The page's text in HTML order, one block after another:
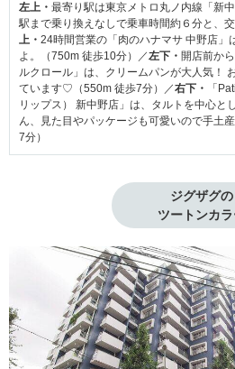
左上・ 最寄り駅は東京メトロ丸ノ内線「新
駅まで乗り換えなしで乗車時間約６分と、
上・ 24時間営業の「肉のハナマサ 中野店」
よ。（750m 徒歩10分）／左下・ 開店前か
ルクロール」は、クリームパンが大人気！
ています♡（550m 徒歩7分）／右下・
「
リップス） 新中野店」は、タルトを中心と
ん、見た目やパッケージも可愛いので手土
7分）
ジグザグの
ツートンカ